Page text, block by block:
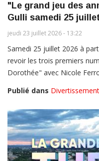
"Le grand jeu des
Gulli samedi 25
jeudi 23 juillet 2026 - 13:22
Samedi 25 juillet 2026 à
revoir les trois premiers
Dorothée" avec Nicole
Publié dans